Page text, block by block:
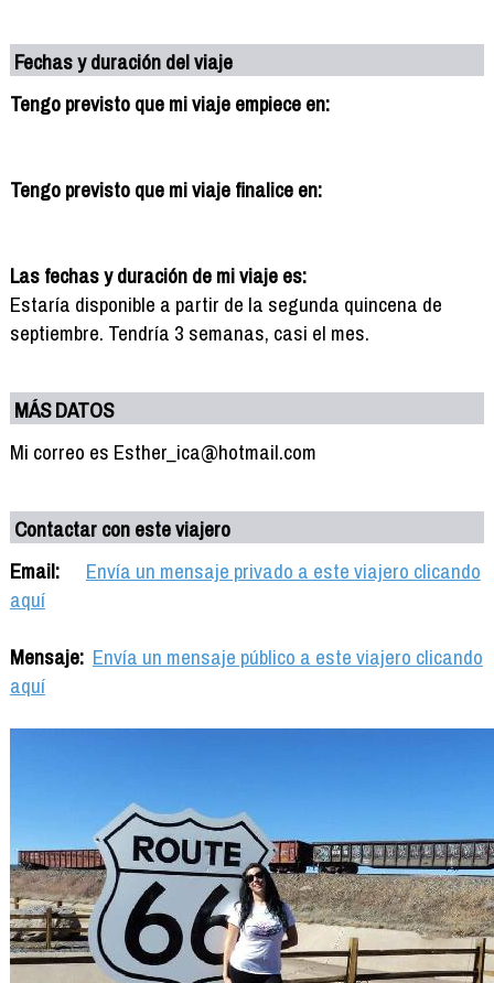
Fechas y duración del viaje
Tengo previsto que mi viaje empiece en:
Tengo previsto que mi viaje finalice en:
Las fechas y duración de mi viaje es:
Estaría disponible a partir de la segunda quincena de
septiembre. Tendría 3 semanas, casi el mes.
MÁS DATOS
Mi correo es Esther_ica@hotmail.com
Contactar con este viajero
Email:
Envía un mensaje privado a este viajero clicando
aquí
Mensaje: Envía un mensaje público a este viajero clicando
aquí